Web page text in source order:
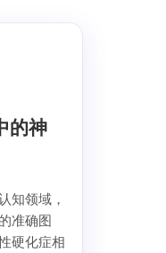
的神
知领域，
准确图
硬化症相